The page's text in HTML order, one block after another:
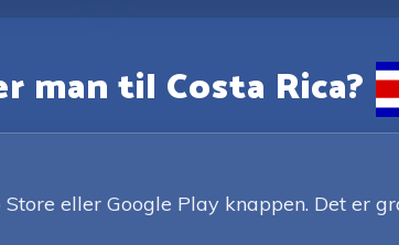
man til Costa Rica?
eller Google Play knappen. Det er